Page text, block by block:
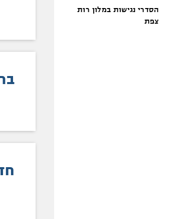
הסדרי נגישות במלון רות
צפת